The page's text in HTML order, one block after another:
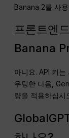
Banana 2를 사
프론트엔
Banana
아니요. API 키
우팅한 다음,
량을 적용하십시